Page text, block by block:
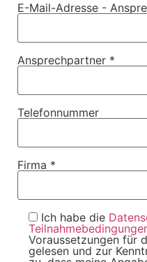
E-Mail-Adresse -
Ansprechpartner *
Telefonnummer
Firma *
Ich habe die
Voraussetzungen für
gelesen und zur